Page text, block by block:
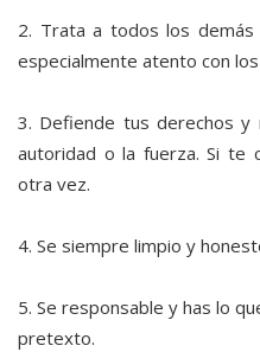
2. Trata a todos los
especialmente atento con
3. Defiende tus derechos
autoridad o la fuerza. Si te
otra vez.
4. Se siempre limpio y
5. Se responsable y has lo
pretexto.